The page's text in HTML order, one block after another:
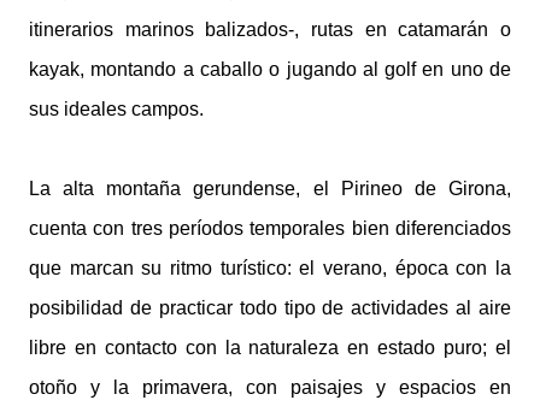
itinerarios marinos balizados-, rutas en catamarán o
kayak, montando a caballo o jugando al golf en uno de
sus ideales campos.
La alta montaña gerundense, el Pirineo de Girona,
cuenta con tres períodos temporales bien diferenciados
que marcan su ritmo turístico: el verano, época con la
posibilidad de practicar todo tipo de actividades al aire
libre en contacto con la naturaleza en estado puro; el
otoño y la primavera, con paisajes y espacios en